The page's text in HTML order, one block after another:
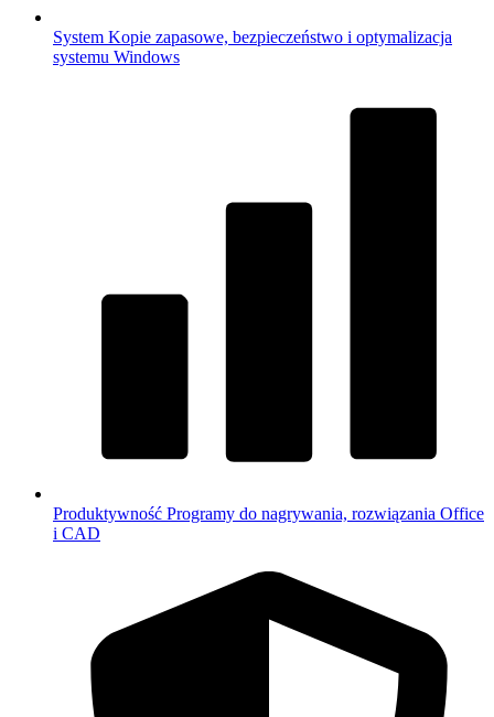
System Kopie zapasowe, bezpieczeństwo i optymalizacja
systemu Windows
Produktywność Programy do nagrywania, rozwiązania Office
i CAD